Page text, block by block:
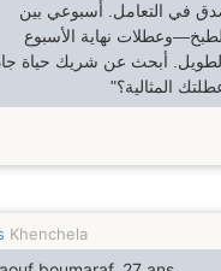
في التعامل. أسبوعي بين
نهاية الأسبوع
أبحث عن شريك حياة
المثالية؟"
Khenchela